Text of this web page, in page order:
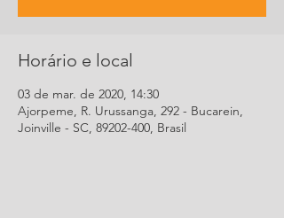
Horário e local
03 de mar. de 2020, 14:30
Ajorpeme, R. Urussanga, 292 - Bucarein,
Joinville - SC, 89202-400, Brasil